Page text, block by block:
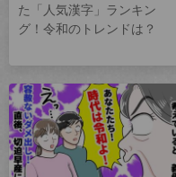
た「人気漢字」ランキン
グ！令和のトレンドは？